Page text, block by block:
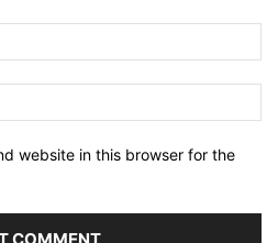
website in this browser for the